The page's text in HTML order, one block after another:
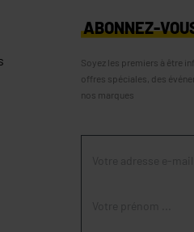
ABONNEZ-
Soyez les premiers à être
offres spéciales, des
nos marques